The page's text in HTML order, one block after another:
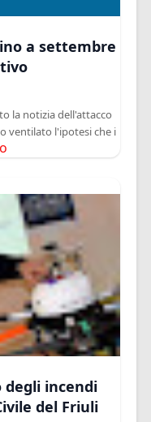
a settembre
la notizia dell'attacco
ventilato l'ipotesi che i
incendi
del Friuli